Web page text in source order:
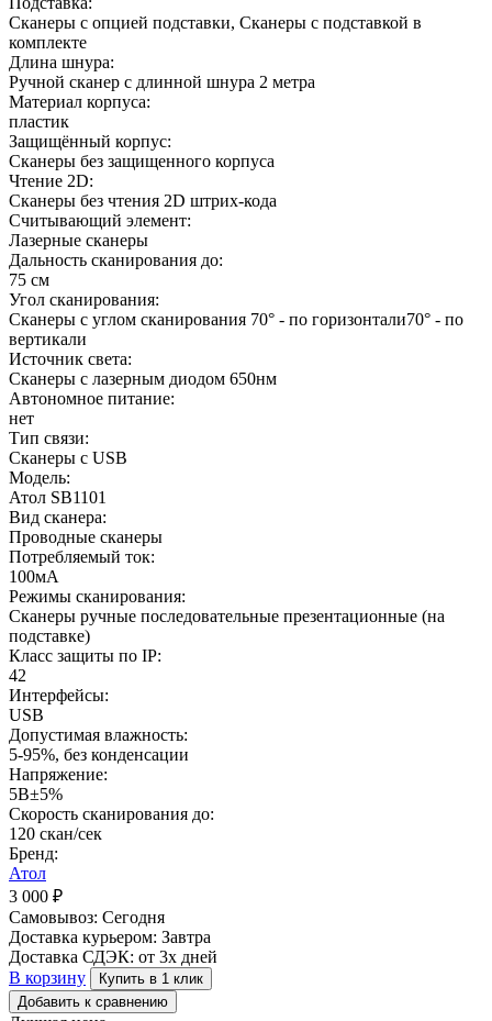
Сканеры с опцией подставки, Сканеры с подставкой в
комплекте
Длина шнура:
Ручной сканер с длинной шнура 2 метра
Материал корпуса:
пластик
Защищённый корпус:
Сканеры без защищенного корпуса
Чтение 2D:
Сканеры без чтения 2D штрих-кода
Считывающий элемент:
Лазерные сканеры
Дальность сканирования до:
75 см
Угол сканирования:
Сканеры с углом сканирования 70° - по горизонтали70° - по
вертикали
Источник света:
Сканеры с лазерным диодом 650нм
Автономное питание:
нет
Тип связи:
Сканеры с USB
Модель:
Атол SB1101
Вид сканера:
Проводные сканеры
Потребляемый ток:
100мА
Режимы сканирования:
Сканеры ручные последовательные презентационные (на
подставке)
Класс защиты по IP:
42
Интерфейсы:
USB
Допустимая влажность:
5-95%, без конденсации
Напряжение:
5В±5%
Скорость сканирования до:
120 скан/сек
Бренд:
Атол
3 000 ₽
Самовывоз: Сегодня
Доставка курьером: Завтра
Доставка СДЭК: от 3х дней
В корзину
Купить в 1 клик
Добавить к сравнению